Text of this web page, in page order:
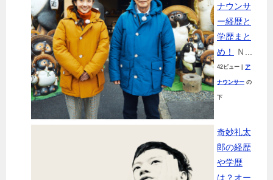
ナウンサ
ー経歴と
学歴まと
め！
Ｎ...
42ビュー ア
ナウンサー の
下
奇妙礼太
郎の経歴
や学歴
は？オー